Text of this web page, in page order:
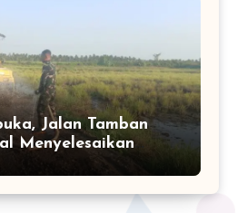
Jalan Tamban
Menyelesaikan